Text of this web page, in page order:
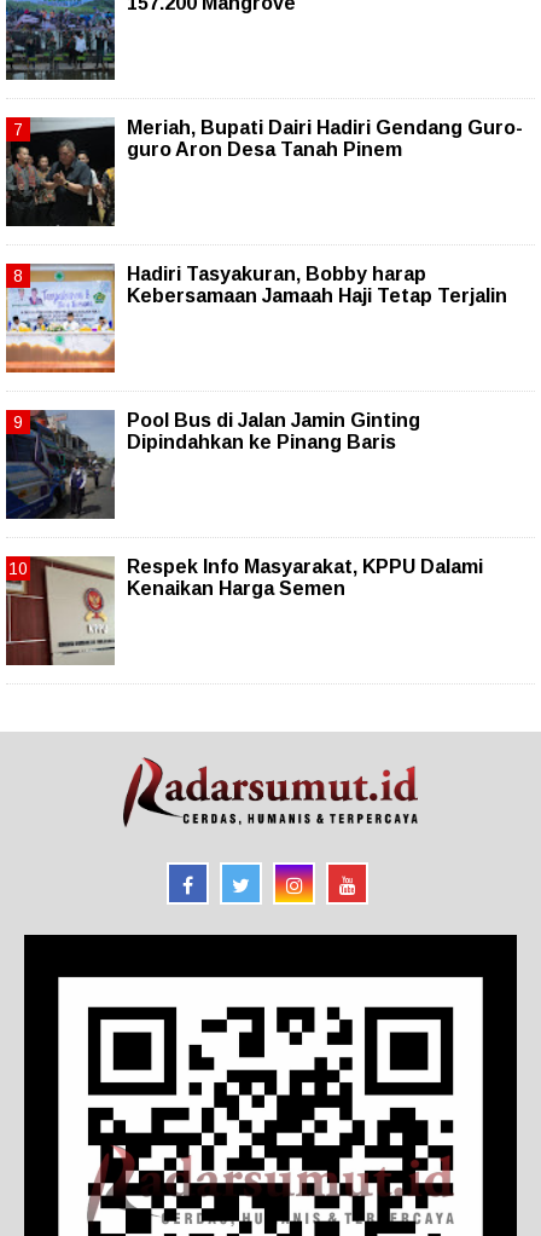
Meriah, Bupati Dairi Hadiri Gendang Guro-
guro Aron Desa Tanah Pinem
Hadiri Tasyakuran, Bobby harap
Kebersamaan Jamaah Haji Tetap Terjalin
Pool Bus di Jalan Jamin Ginting
Dipindahkan ke Pinang Baris
Respek Info Masyarakat, KPPU Dalami
Kenaikan Harga Semen